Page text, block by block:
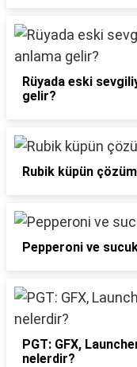
Rüyada eski
gelir?
Rubik küpün
Pepperoni ve sucuk
PGT: GFX,
nelerdir?